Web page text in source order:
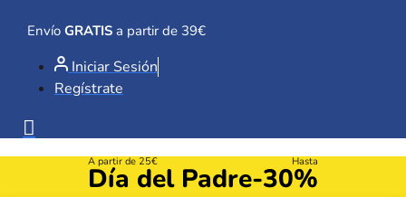
contenido
Envío GRATIS a partir de 39€
Iniciar Sesión
Regístrate
A partir de 25€
Día del Padre
Hasta
-30%